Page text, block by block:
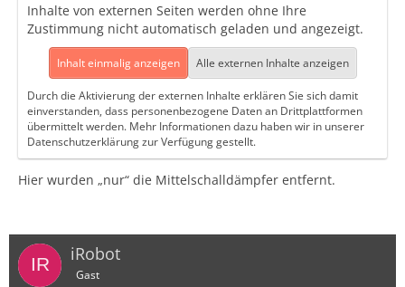
Inhalte von externen Seiten werden ohne Ihre
Zustimmung nicht automatisch geladen und angezeigt.
Inhalt einmalig anzeigen Alle externen Inhalte anzeigen
Durch die Aktivierung der externen Inhalte erklären Sie sich damit
einverstanden, dass personenbezogene Daten an Drittplattformen
übermittelt werden. Mehr Informationen dazu haben wir in unserer
Datenschutzerklärung zur Verfügung gestellt.
Hier wurden „nur“ die Mittelschalldämpfer entfernt.
iRobot
Gast